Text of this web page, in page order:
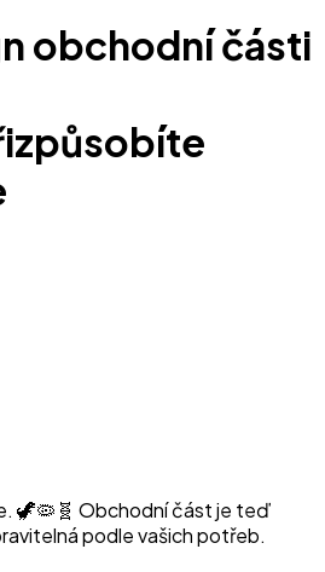
obchodní části
🦖🦠🧬 Obchodní část je teď
podle vašich potřeb.